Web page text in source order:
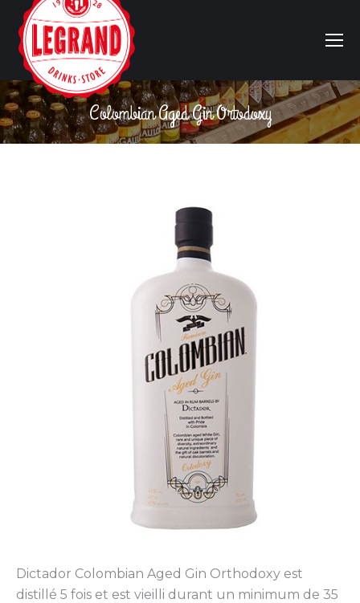
Colombian Aged Gin Ortodoxy
Vous êtes ici :
Dictador Colombian Aged Gin Orthodoxy est
distillé 5 fois et est vieilli durant un minimum de 35